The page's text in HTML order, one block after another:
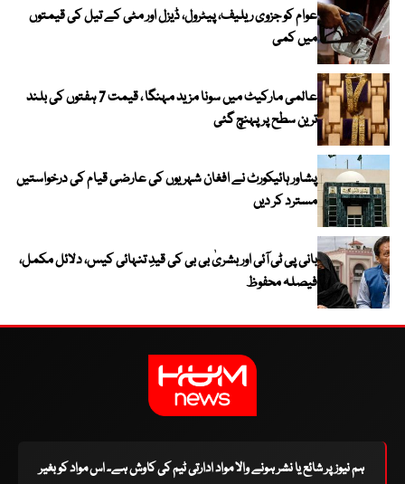
عوام کو جزوی ریلیف، پیٹرول، ڈیزل اور مٹی کے تیل کی قیمتوں
میں کمی
عالمی مارکیٹ میں سونا مزید مہنگا ، قیمت 7 ہفتوں کی بلند
ترین سطح پر پہنچ گئی
پشاور ہائیکورٹ نے افغان شہریوں کی عارضی قیام کی درخواستیں
مسترد کر دیں
بانی پی ٹی آئی اور بشریٰ بی بی کی قیدِ تنہائی کیس، دلائل مکمل،
فیصلہ محفوظ
ہم نیوز پر شائع یا نشر ہونے والا مواد ادارتی ٹیم کی کاوش ہے۔ اس مواد کو بغیر